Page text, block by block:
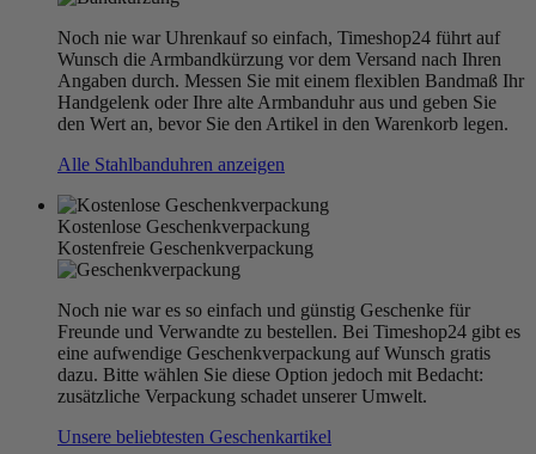
Noch nie war Uhrenkauf so einfach, Timeshop24 führt auf
Wunsch die Armbandkürzung vor dem Versand nach Ihren
Angaben durch. Messen Sie mit einem flexiblen Bandmaß Ihr
Handgelenk oder Ihre alte Armbanduhr aus und geben Sie
den Wert an, bevor Sie den Artikel in den Warenkorb legen.
Alle Stahlbanduhren anzeigen
Kostenlose Geschenkverpackung
Kostenfreie Geschenkverpackung
Noch nie war es so einfach und günstig Geschenke für
Freunde und Verwandte zu bestellen. Bei Timeshop24 gibt es
eine aufwendige Geschenkverpackung auf Wunsch gratis
dazu. Bitte wählen Sie diese Option jedoch mit Bedacht:
zusätzliche Verpackung schadet unserer Umwelt.
Unsere beliebtesten Geschenkartikel